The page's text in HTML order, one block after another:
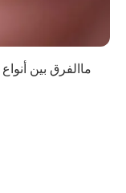
ماالفرق بين